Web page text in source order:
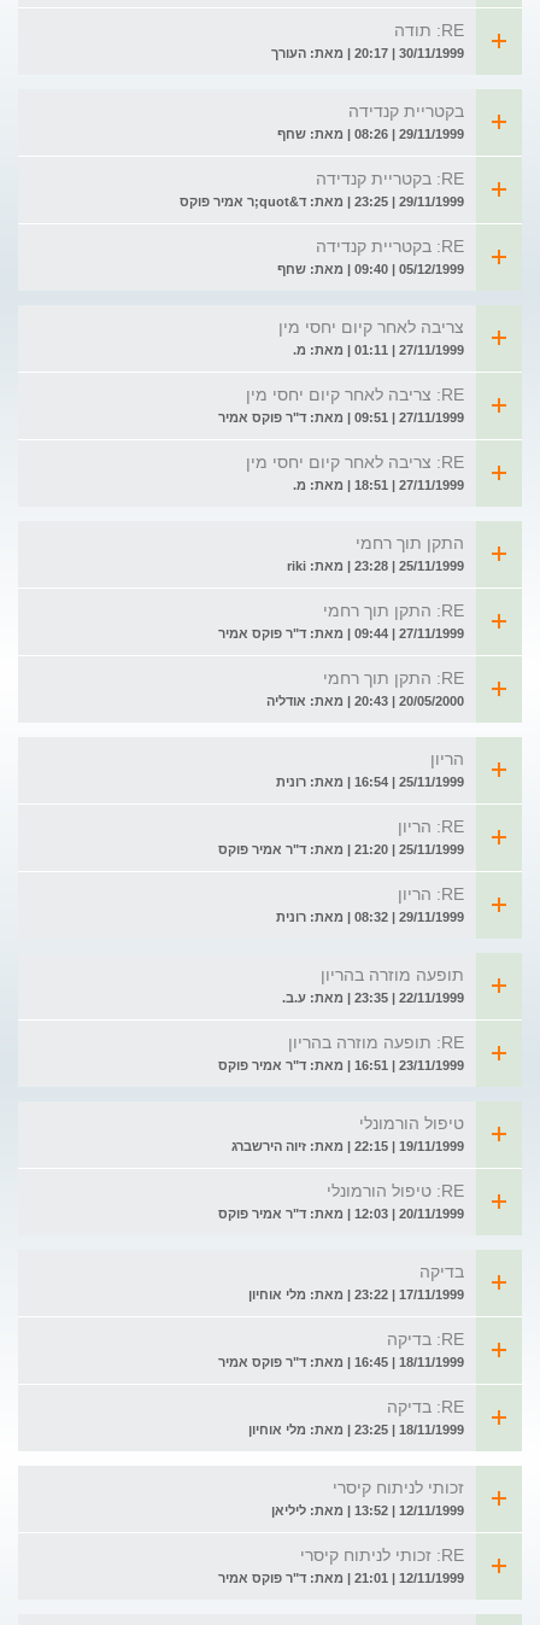
RE: תודה
30/11/1999 | 20:17 | מאת: העורך
בקטריית קנדידה
29/11/1999 | 08:26 | מאת: שחף
RE: בקטריית קנדידה
29/11/1999 | 23:25 | מאת: ד&quot;ר אמיר פוקס
RE: בקטריית קנדידה
05/12/1999 | 09:40 | מאת: שחף
צריבה לאחר קיום יחסי מין
27/11/1999 | 01:11 | מאת: מ.
RE: צריבה לאחר קיום יחסי מין
27/11/1999 | 09:51 | מאת: ד"ר פוקס אמיר
RE: צריבה לאחר קיום יחסי מין
27/11/1999 | 18:51 | מאת: מ.
התקן תוך רחמי
25/11/1999 | 23:28 | מאת: riki
RE: התקן תוך רחמי
27/11/1999 | 09:44 | מאת: ד"ר פוקס אמיר
RE: התקן תוך רחמי
20/05/2000 | 20:43 | מאת: אודליה
הריון
25/11/1999 | 16:54 | מאת: רונית
RE: הריון
25/11/1999 | 21:20 | מאת: ד"ר אמיר פוקס
RE: הריון
29/11/1999 | 08:32 | מאת: רונית
תופעה מוזרה בהריון
22/11/1999 | 23:35 | מאת: ע.ב.
RE: תופעה מוזרה בהריון
23/11/1999 | 16:51 | מאת: ד"ר אמיר פוקס
טיפול הורמונלי
19/11/1999 | 22:15 | מאת: זיוה הירשברג
RE: טיפול הורמונלי
20/11/1999 | 12:03 | מאת: ד"ר אמיר פוקס
בדיקה
17/11/1999 | 23:22 | מאת: מלי אוחיון
RE: בדיקה
18/11/1999 | 16:45 | מאת: ד"ר פוקס אמיר
RE: בדיקה
18/11/1999 | 23:25 | מאת: מלי אוחיון
זכותי לניתוח קיסרי
12/11/1999 | 13:52 | מאת: ליליאן
RE: זכותי לניתוח קיסרי
12/11/1999 | 21:01 | מאת: ד"ר פוקס אמיר